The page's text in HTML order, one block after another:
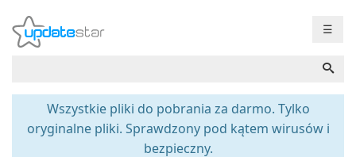
☰
Wszystkie pliki do pobrania za darmo. Tylko
oryginalne pliki. Sprawdzony pod kątem wirusów i
bezpieczny.